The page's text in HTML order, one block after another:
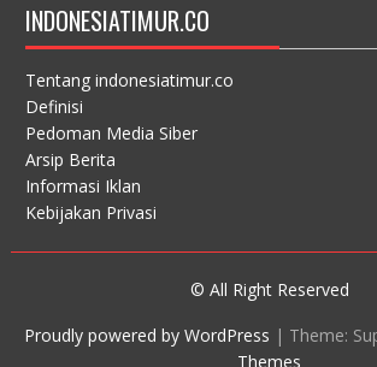
INDONESIATIMUR.CO
Tentang indonesiatimur.co
Definisi
Pedoman Media Siber
Arsip Berita
Informasi Iklan
Kebijakan Privasi
© All Right Reserved
Proudly powered by WordPress | Theme:
Themes